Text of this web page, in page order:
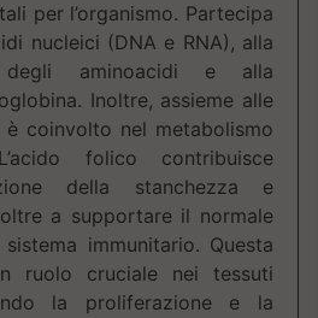
per l’organismo. Partecipa
nucleici (DNA e RNA), alla
degli aminoacidi e alla
Inoltre, assieme alle
è coinvolto nel metabolismo
folico contribuisce
della stanchezza e
oltre a supportare il normale
immunitario. Questa
ruolo cruciale nei tessuti
la proliferazione e la